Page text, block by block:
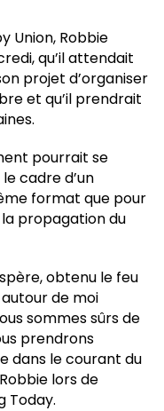
Union, Robbie
qu’il attendait
projet d’organiser
et qu’il prendrait
pourrait se
cadre d’un
format que pour
propagation du
obtenu le feu
de moi
sommes sûrs de
prendrons
dans le courant du
lors de
Today.